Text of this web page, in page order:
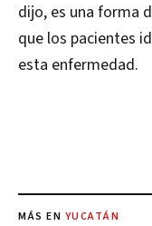
dijo, es una forma
que los pacientes
esta enfermedad.
MÁS EN YUCATÁN